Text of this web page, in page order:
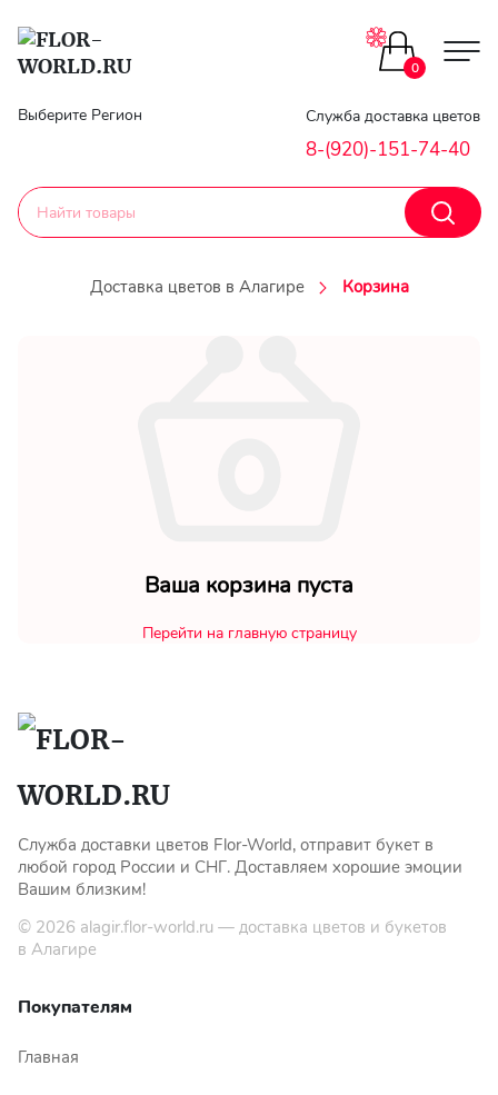
Главная
Гарантии
Доставка
Выберите Регион Служба доставка цветов
8-(920)-151-74-40
0
Доставка цветов в Алагире Корзина
Ваша корзина пуста
Перейти на главную страницу
Служба доставки цветов Flor-World, отправит букет в
любой город России и СНГ. Доставляем хорошие эмоции
Вашим близким!
© 2026 alagir.flor-world.ru — доставка цветов и букетов
в Алагире
Покупателям
Главная